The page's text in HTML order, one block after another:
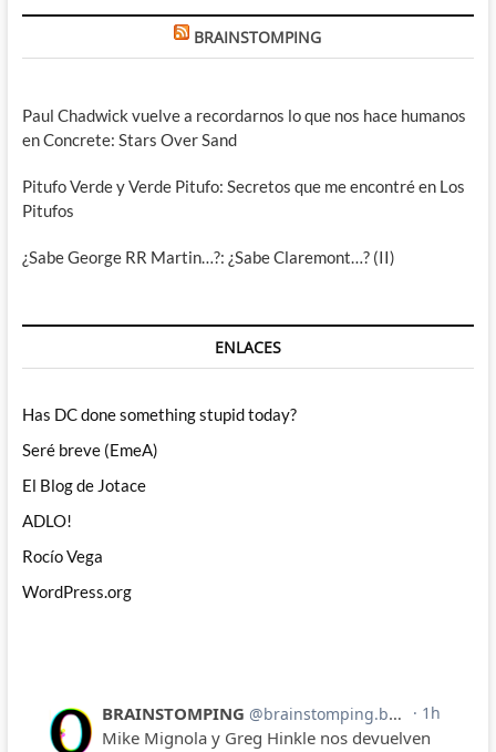
BRAINSTOMPING
Paul Chadwick vuelve a recordarnos lo que nos hace humanos
en Concrete: Stars Over Sand
Pitufo Verde y Verde Pitufo: Secretos que me encontré en Los
Pitufos
¿Sabe George RR Martin…?: ¿Sabe Claremont…? (II)
ENLACES
Has DC done something stupid today?
Seré breve (EmeA)
El Blog de Jotace
ADLO!
Rocío Vega
WordPress.org